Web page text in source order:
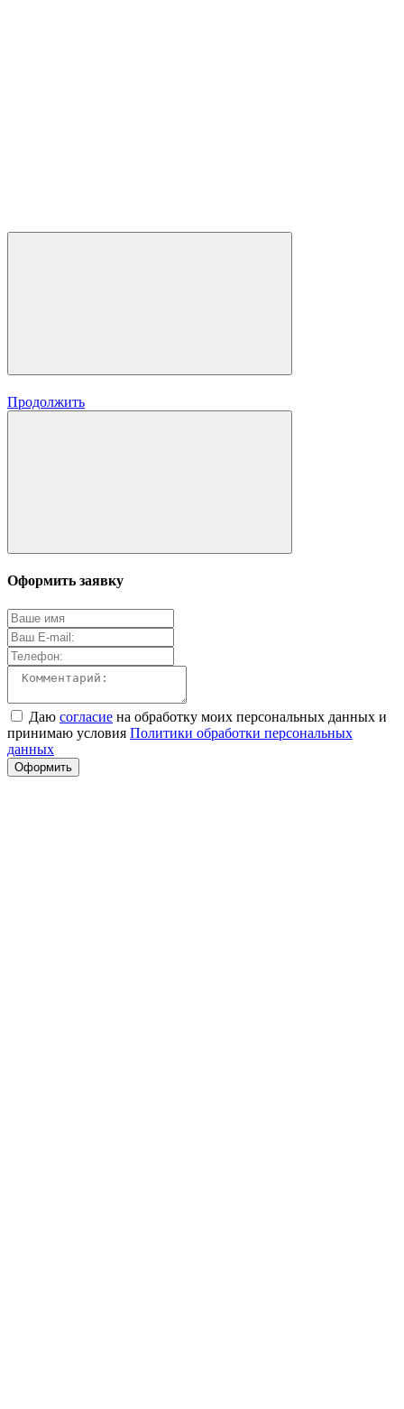
Продолжить
Оформить заявку
Даю согласие на обработку моих персональных данных и
принимаю условия Политики обработки персональных
данных
Оформить